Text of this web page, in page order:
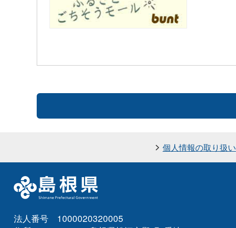
個人情報の取り扱い
法人番号 1000020320005